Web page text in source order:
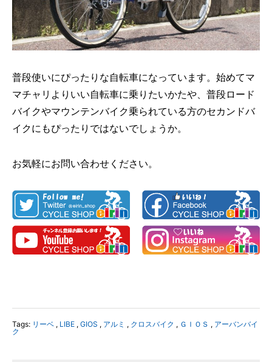
普段使いにぴったりな自転車になっています。始めてマ
マチャリよりいい自転車に乗りたいかたや、普段ロード
バイクやマウンテンバイク乗られている方のセカンドバ
イクにもぴったりではないでしょうか。
お気軽にお問い合わせください。
Tags: リーベ , LIBE , GIOS , アルミ , クロスバイク , ＧＩＯＳ , アーバンバイ
ク